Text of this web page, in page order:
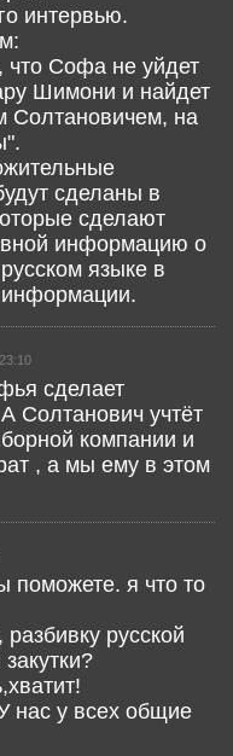
интервью.
что Софа не уйдет
Шимони и найдет
Солтановичем, на
сделаны в
сделают
информацию о
языке в
информации.
сделает
Солтанович учтёт
компании и
, а мы ему в этом
поможете. я что то
русской
нас у всех общие